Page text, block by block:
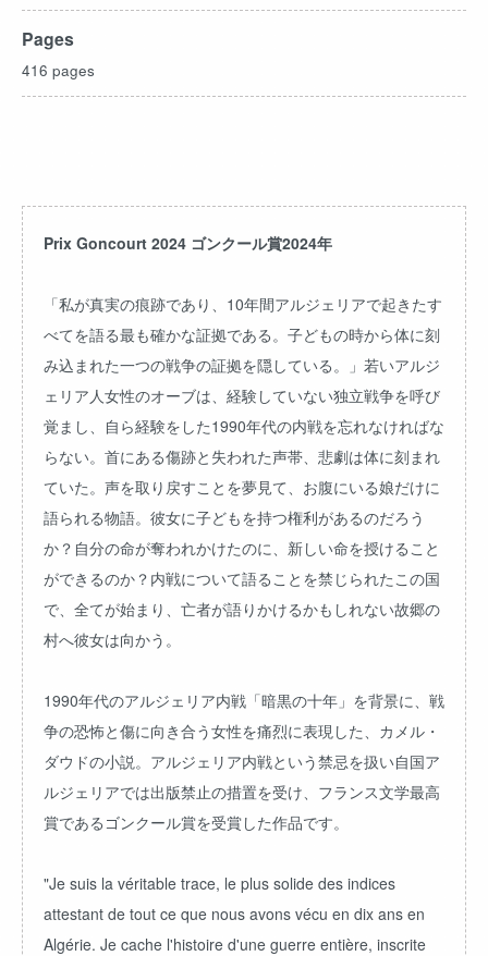
Pages
416 pages
Prix Goncourt 2024 ゴンクール賞2024年
「私が真実の痕跡であり、10年間アルジェリアで起きたす
べてを語る最も確かな証拠である。子どもの時から体に刻
み込まれた一つの戦争の証拠を隠している。」若いアルジ
ェリア人女性のオーブは、経験していない独立戦争を呼び
覚まし、自ら経験をした1990年代の内戦を忘れなければな
らない。首にある傷跡と失われた声帯、悲劇は体に刻まれ
ていた。声を取り戻すことを夢見て、お腹にいる娘だけに
語られる物語。彼女に子どもを持つ権利があるのだろう
か？自分の命が奪われかけたのに、新しい命を授けること
ができるのか？内戦について語ることを禁じられたこの国
で、全てが始まり、亡者が語りかけるかもしれない故郷の
村へ彼女は向かう。
1990年代のアルジェリア内戦「暗黒の十年」を背景に、戦
争の恐怖と傷に向き合う女性を痛烈に表現した、カメル・
ダウドの小説。アルジェリア内戦という禁忌を扱い自国ア
ルジェリアでは出版禁止の措置を受け、フランス文学最高
賞であるゴンクール賞を受賞した作品です。
"Je suis la véritable trace, le plus solide des indices
attestant de tout ce que nous avons vécu en dix ans en
Algérie. Je cache l'histoire d'une guerre entière, inscrite